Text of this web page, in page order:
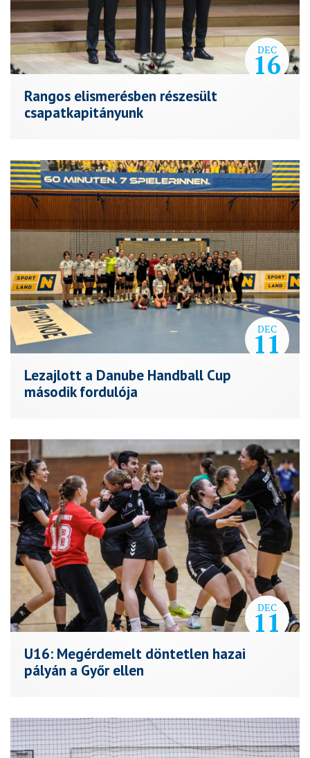
DEC
16
Rangos elismerésben részesült
csapatkapitányunk
DEC
11
Lezajlott a Danube Handball Cup
második fordulója
DEC
11
U16: Megérdemelt döntetlen hazai
pályán a Győr ellen